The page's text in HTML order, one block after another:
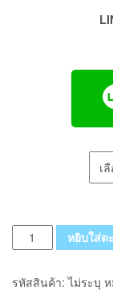
จำนวน
แนว
หยิบใส่ต
รหัสสินค้า:ไม่ระบุ